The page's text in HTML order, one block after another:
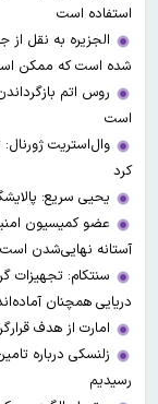
استفاده است
الجزیره به نقل
شده است که ممکن
روس اتم
است
کرد
یحیی سریع:
عضو کمیسیون
آستانه نهایی‌شدن است
سنتکام: تجهیزات
دریایی همچنان
امارت از هدف
زلنسکی درباره
رسیدیم